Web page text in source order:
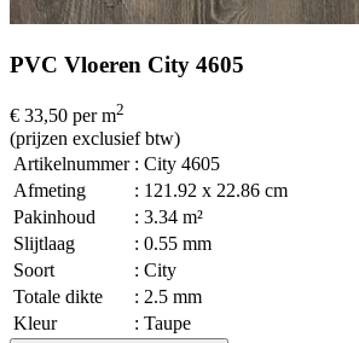
PVC Vloeren City 4605
€ 33,50 per m2
(prijzen exclusief btw)
Artikelnummer : City 4605
Afmeting
: 121.92 x 22.86 cm
Pakinhoud
: 3.34 m²
Slijtlaag
: 0.55 mm
Soort
: City
Totale dikte
: 2.5 mm
Kleur
: Taupe